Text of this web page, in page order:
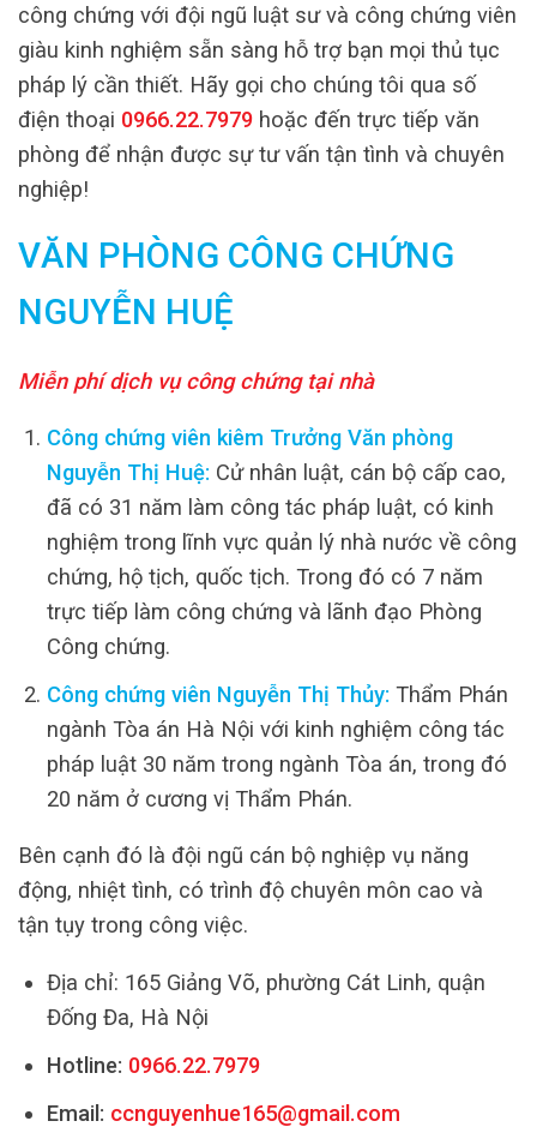
công chứng với đội ngũ luật sư và công chứng viên
giàu kinh nghiệm sẵn sàng hỗ trợ bạn mọi thủ tục
pháp lý cần thiết. Hãy gọi cho chúng tôi qua số
điện thoại 0966.22.7979 hoặc đến trực tiếp văn
phòng để nhận được sự tư vấn tận tình và chuyên
nghiệp!
VĂN PHÒNG CÔNG CHỨNG
NGUYỄN HUỆ
Miễn phí dịch vụ công chứng tại nhà
Công chứng viên kiêm Trưởng Văn phòng
Nguyễn Thị Huệ: Cử nhân luật, cán bộ cấp cao,
đã có 31 năm làm công tác pháp luật, có kinh
nghiệm trong lĩnh vực quản lý nhà nước về công
chứng, hộ tịch, quốc tịch. Trong đó có 7 năm
trực tiếp làm công chứng và lãnh đạo Phòng
Công chứng.
Công chứng viên Nguyễn Thị Thủy: Thẩm Phán
ngành Tòa án Hà Nội với kinh nghiệm công tác
pháp luật 30 năm trong ngành Tòa án, trong đó
20 năm ở cương vị Thẩm Phán.
Bên cạnh đó là đội ngũ cán bộ nghiệp vụ năng
động, nhiệt tình, có trình độ chuyên môn cao và
tận tụy trong công việc.
Địa chỉ: 165 Giảng Võ, phường Cát Linh, quận
Đống Đa, Hà Nội
Hotline: 0966.22.7979
Email: ccnguyenhue165@gmail.com